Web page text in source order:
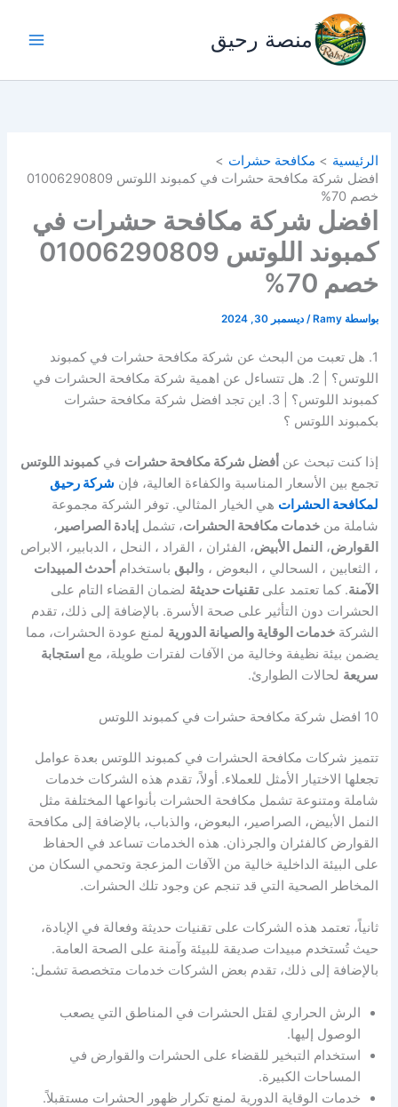
المحتوى
منصة رحيق
الرئيسية
مكافحة حشرات
افضل شركة مكافحة حشرات في كمبوند اللوتس 01006290809
خصم 70%
افضل شركة مكافحة حشرات في
كمبوند اللوتس 01006290809
خصم 70%
بواسطة Ramy
/ديسمبر 30, 2024
1. هل تعبت من البحث عن شركة مكافحة حشرات في كمبوند
اللوتس؟ | 2. هل تتساءل عن اهمية شركة مكافحة الحشرات في
كمبوند اللوتس؟ | 3. اين تجد افضل شركة مكافحة حشرات
بكمبوند اللوتس ؟
إذا كنت تبحث عن أفضل شركة مكافحة حشرات فيكمبوند اللوتس
تجمع بين الأسعار المناسبة والكفاءة العالية، فإن شركة رحيق
لمكافحة الحشرات هي الخيار المثالي. توفر الشركة مجموعة
شاملة منخدمات مكافحة الحشرات، تشملإبادة الصراصير ،
القوارض، النمل الأبيض، الفئران ، القراد ، النحل ، الدبابير، الابراص
، الثعابين ، السحالي ، البعوض ، و البق باستخدام أحدث المبيدات
الآمنة. كما تعتمد علىتقنيات حديثة لضمان القضاء التام على
الحشرات دون التأثير على صحة الأسرة. بالإضافة إلى ذلك، تقدم
الشركةخدمات الوقاية والصيانة الدورية لمنع عودة الحشرات، مما
يضمن بيئة نظيفة وخالية من الآفات لفترات طويلة، مع استجابة
سريعة لحالات الطوارئ.
10 افضل شركة مكافحة حشرات في كمبوند اللوتس
تتميز شركات مكافحة الحشرات في كمبوند اللوتس بعدة عوامل
تجعلها الاختيار الأمثل للعملاء. أولاً، تقدم هذه الشركات خدمات
شاملة ومتنوعة تشمل مكافحة الحشرات بأنواعها المختلفة مثل
النمل الأبيض، الصراصير، البعوض، والذباب، بالإضافة إلى مكافحة
القوارض كالفئران والجرذان. هذه الخدمات تساعد في الحفاظ
على البيئة الداخلية خالية من الآفات المزعجة وتحمي السكان من
المخاطر الصحية التي قد تنجم عن وجود تلك الحشرات.
ثانياً، تعتمد هذه الشركات على تقنيات حديثة وفعالة في الإبادة،
حيث تُستخدم مبيدات صديقة للبيئة وآمنة على الصحة العامة.
بالإضافة إلى ذلك، تقدم بعض الشركات خدمات متخصصة تشمل:
الرش الحراري لقتل الحشرات في المناطق التي يصعب
الوصول إليها.
استخدام التبخير للقضاء على الحشرات والقوارض في
المساحات الكبيرة.
خدمات الوقاية الدورية لمنع تكرار ظهور الحشرات مستقبلاً.